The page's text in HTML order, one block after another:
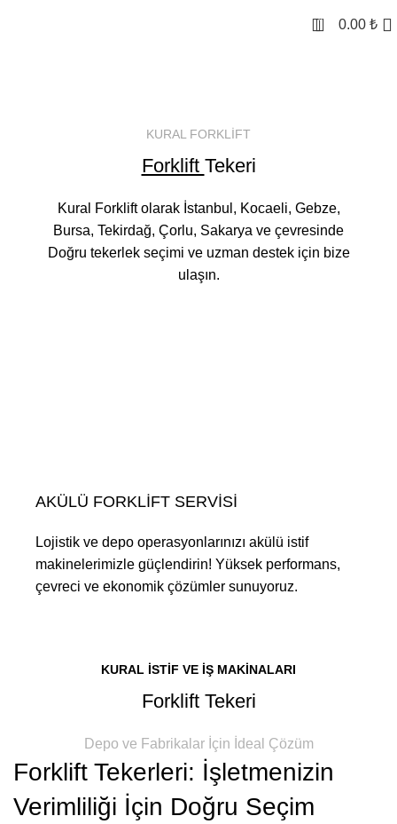
0 0.00 ₺
KURAL FORKLİFT
Forklift Tekeri
Kural Forklift olarak İstanbul, Kocaeli, Gebze,
Bursa, Tekirdağ, Çorlu, Sakarya ve çevresinde
Doğru tekerlek seçimi ve uzman destek için bize
ulaşın.
AKÜLÜ FORKLİFT SERVİSİ
Lojistik ve depo operasyonlarınızı akülü istif
makinelerimizle güçlendirin! Yüksek performans,
çevreci ve ekonomik çözümler sunuyoruz.
KURAL İSTİF VE İŞ MAKİNALARI
Forklift Tekeri
Depo ve Fabrikalar İçin İdeal Çözüm
Forklift Tekerleri: İşletmenizin
Verimliliği İçin Doğru Seçim